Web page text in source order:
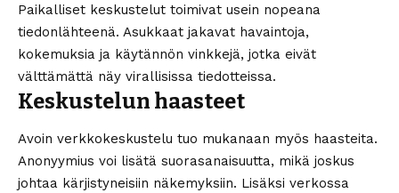
Paikalliset keskustelut toimivat usein nopeana
tiedonlähteenä. Asukkaat jakavat havaintoja,
kokemuksia ja käytännön vinkkejä, jotka eivät
välttämättä näy virallisissa tiedotteissa.
Keskustelun haasteet
Avoin verkkokeskustelu tuo mukanaan myös haasteita.
Anonyymius voi lisätä suorasanaisuutta, mikä joskus
johtaa kärjistyneisiin näkemyksiin. Lisäksi verkossa